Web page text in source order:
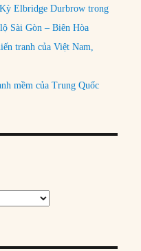
Elbridge Durbrow trong
Sài Gòn – Biên Hòa
tranh của Việt Nam,
mềm của Trung Quốc